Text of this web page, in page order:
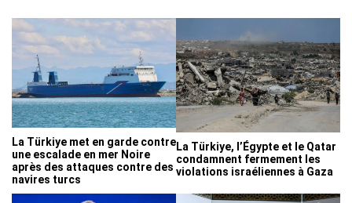
La Türkiye met en garde contre
une escalade en mer Noire
après des attaques contre des
navires turcs
La Türkiye, l’Égypte et le Qatar
condamnent fermement les
violations israéliennes à Gaza